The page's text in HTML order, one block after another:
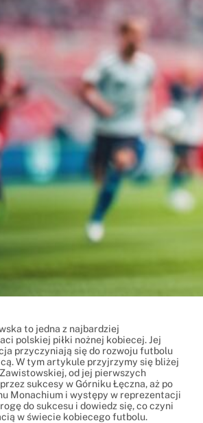
to jedna z najbardziej
polskiej piłki nożnej kobiecej. Jej
przyczyniają się do rozwoju futbolu
W tym artykule przyjrzymy się bliżej
od jej pierwszych
sukcesy w Górniku Łęczna, aż po
Monachium i występy w reprezentacji
do sukcesu i dowiedz się, co czyni
w świecie kobiecego futbolu.